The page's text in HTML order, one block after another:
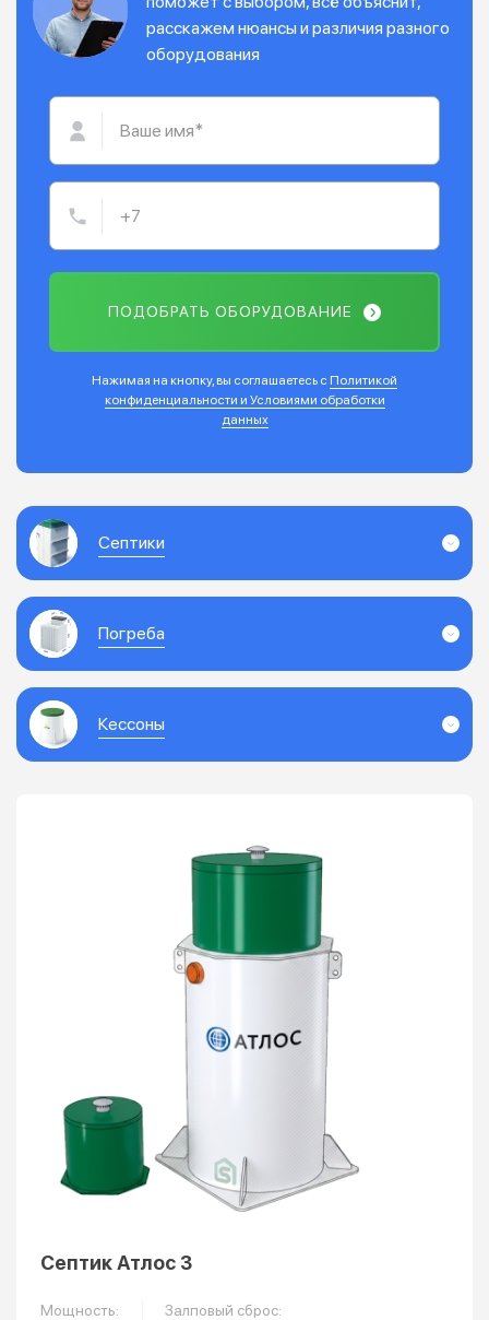
расскажем нюансы и различия разного
оборудования
ПОДОБРАТЬ ОБОРУДОВАНИЕ
Нажимая на кнопку, вы соглашаетесь с Политикой
конфиденциальности и Условиями обработки
данных
Септики
Погреба
Кессоны
Септик Атлос 3
Мощность: Залповый сброс: